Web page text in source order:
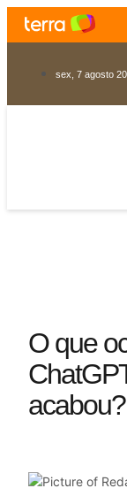
sex, 7 agosto
O que
acabou?